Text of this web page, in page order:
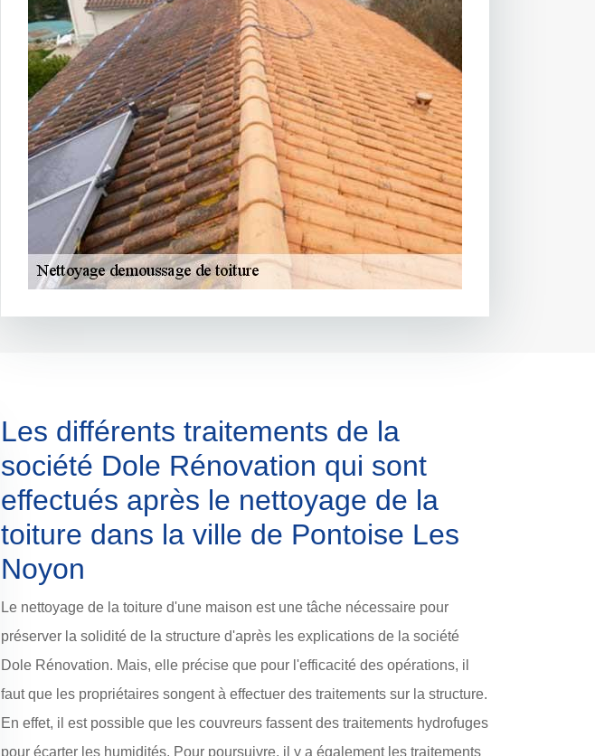
Les différents traitements de la
société Dole Rénovation qui sont
effectués après le nettoyage de la
toiture dans la ville de Pontoise Les
Noyon
Le nettoyage de la toiture d'une maison est une tâche nécessaire pour
préserver la solidité de la structure d'après les explications de la société
Dole Rénovation. Mais, elle précise que pour l'efficacité des opérations, il
faut que les propriétaires songent à effectuer des traitements sur la structure.
En effet, il est possible que les couvreurs fassent des traitements hydrofuges
pour écarter les humidités. Pour poursuivre, il y a également les traitements